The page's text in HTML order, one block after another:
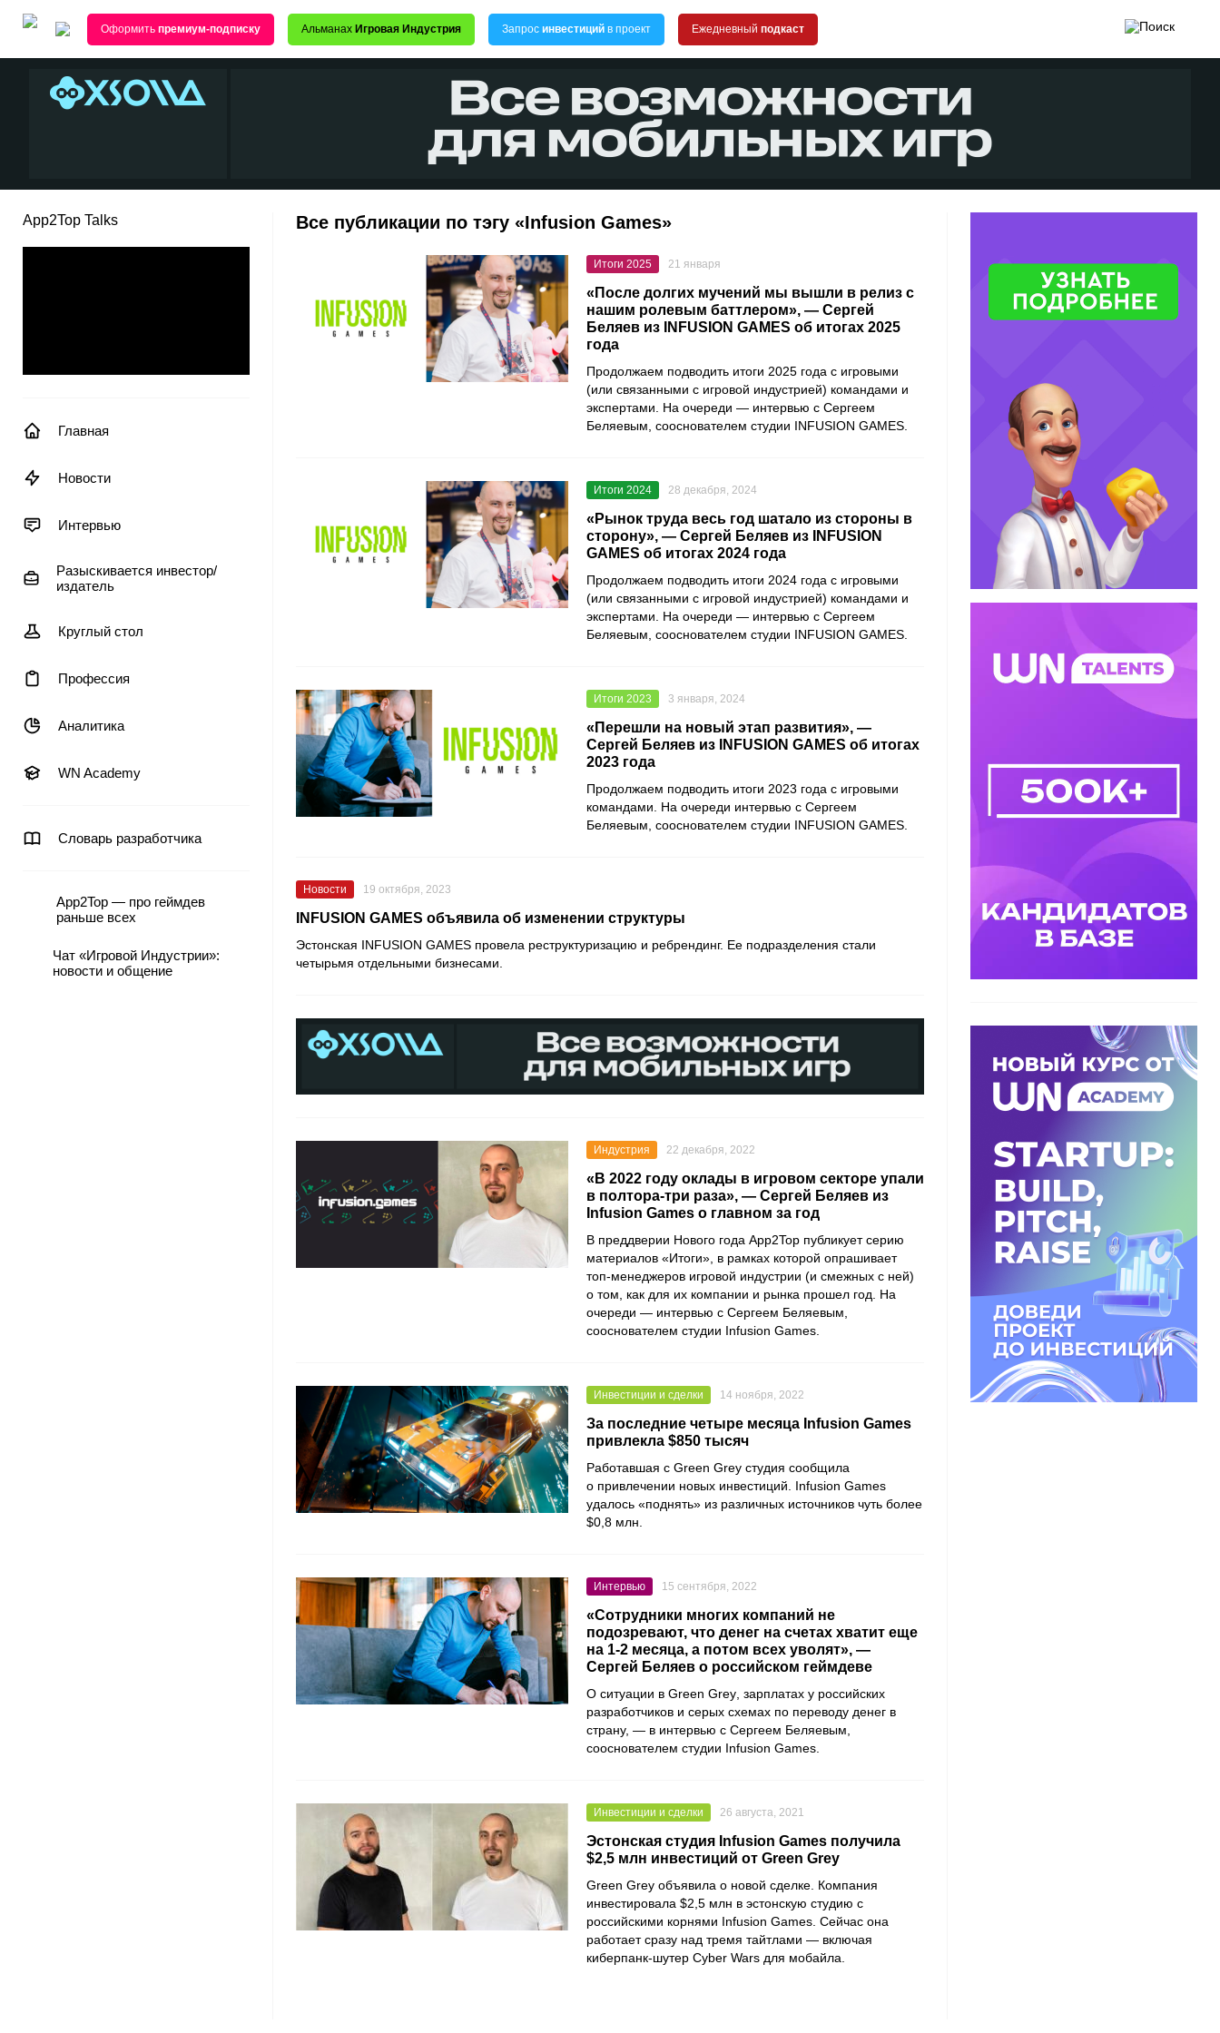
Оформить премиум-подписку Альманах Игровая Индустрия Запрос инвестиций в проект Ежедневный подкаст
App2Top Talks
Главная
Новости
Интервью
Разыскивается инвестор/
издатель
Круглый стол
Профессия
Аналитика
WN Academy
Словарь разработчика
App2Top — про геймдев
раньше всех
Чат «Игровой Индустрии»:
новости и общение
Все публикации по тэгу «Infusion Games»
Итоги 2025 21 января
«После долгих мучений мы вышли в релиз с
нашим ролевым баттлером», — Сергей
Беляев из INFUSION GAMES об итогах 2025
года
Продолжаем подводить итоги 2025 года с игровыми
(или связанными с игровой индустрией) командами и
экспертами. На очереди — интервью с Сергеем
Беляевым, сооснователем студии INFUSION GAMES.
Итоги 2024 28 декабря, 2024
«Рынок труда весь год шатало из стороны в
сторону», — Сергей Беляев из INFUSION
GAMES об итогах 2024 года
Продолжаем подводить итоги 2024 года с игровыми
(или связанными с игровой индустрией) командами и
экспертами. На очереди — интервью с Сергеем
Беляевым, сооснователем студии INFUSION GAMES.
Итоги 2023 3 января, 2024
«Перешли на новый этап развития», —
Сергей Беляев из INFUSION GAMES об итогах
2023 года
Продолжаем подводить итоги 2023 года с игровыми
командами. На очереди интервью с Сергеем
Беляевым, сооснователем студии INFUSION GAMES.
Новости 19 октября, 2023
INFUSION GAMES объявила об изменении структуры
Эстонская INFUSION GAMES провела реструктуризацию и ребрендинг. Ее подразделения стали
четырьмя отдельными бизнесами.
Индустрия 22 декабря, 2022
«В 2022 году оклады в игровом секторе упали
в полтора-три раза», — Сергей Беляев из
Infusion Games о главном за год
В преддверии Нового года App2Top публикует серию
материалов «Итоги», в рамках которой опрашивает
топ-менеджеров игровой индустрии (и смежных с ней)
о том, как для их компании и рынка прошел год. На
очереди — интервью с Сергеем Беляевым
сооснователем студии Infusion Games
Инвестиции и сделки 14 ноября, 2022
За последние четыре месяца Infusion Games
привлекла $850 тысяч
Работавшая с Green Grey студия сообщила
о привлечении новых инвестиций. Infusion Games
удалось «поднять» из различных источников чуть более
$0,8 млн.
Интервью 15 сентября, 2022
«Сотрудники многих компаний не
подозревают, что денег на счетах хватит еще
на 1-2 месяца, а потом всех уволят», —
Сергей Беляев о российском геймдеве
О ситуации в Green Grey , зарплатах у российских
разработчиков и серых схемах по переводу денег в
страну, — в интервью с Сергеем Беляевым
сооснователем студии Infusion Games
Инвестиции и сделки 26 августа, 2021
Эстонская студия Infusion Games получила
$2,5 млн инвестиций от Green Grey
Green Grey объявила о новой сделке. Компания
инвестировала $2,5 млн в эстонскую студию с
российскими корнями Infusion Games . Сейчас она
работает сразу над тремя тайтлами — включая
киберпанк-шутер Cyber Wars для мобайла.